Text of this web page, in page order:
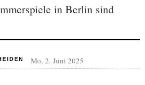
in Berlin sind
Mo, 2. Juni 2025